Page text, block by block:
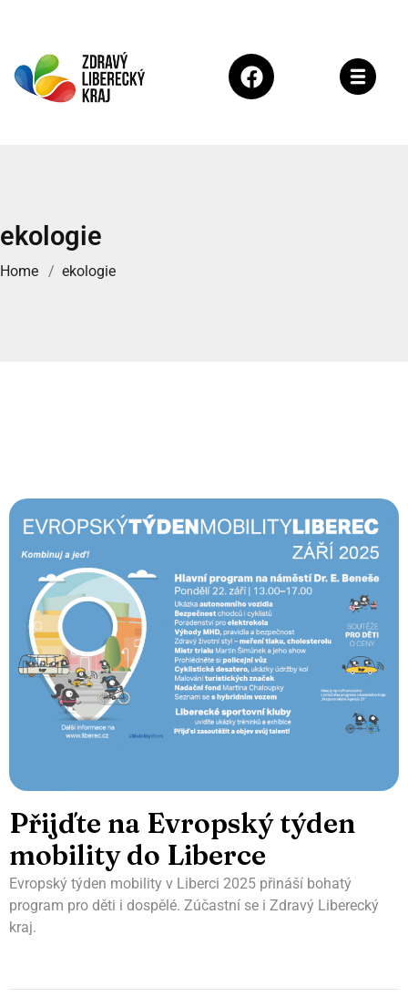
ekologie
Home ekologie
Přijďte na Evropský týden
mobility do Liberce
Evropský týden mobility v Liberci 2025 přináší bohatý
program pro děti i dospělé. Zúčastní se i Zdravý Liberecký
kraj.